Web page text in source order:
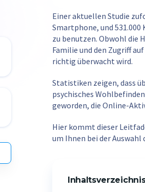
Einer aktuellen Studie
Smartphone, und
zu benutzen. Obwohl die
Familie und den Zugriff
richtig überwacht wird.
Statistiken zeigen, dass
psychisches
geworden, die Online-
Hier kommt dieser
um Ihnen bei der